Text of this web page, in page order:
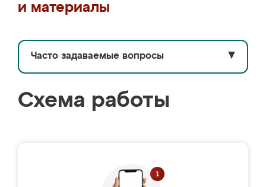
и материалы
Часто задаваемые вопросы ▼
Схема работы